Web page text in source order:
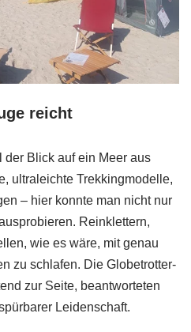
reicht
der Blick auf ein Meer aus
ultraleichte Trekkingmodelle,
– hier konnte man nicht nur
Reinklettern,
wie es wäre, mit genau
zu schlafen. Die Globetrotter-
zur Seite, beantworteten
Leidenschaft.